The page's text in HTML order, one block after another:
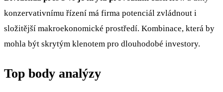
konzervativnímu řízení má firma potenciál zvládnout i
složitější makroekonomické prostředí. Kombinace, která by
mohla být skrytým klenotem pro dlouhodobé investory.
Top body analýzy